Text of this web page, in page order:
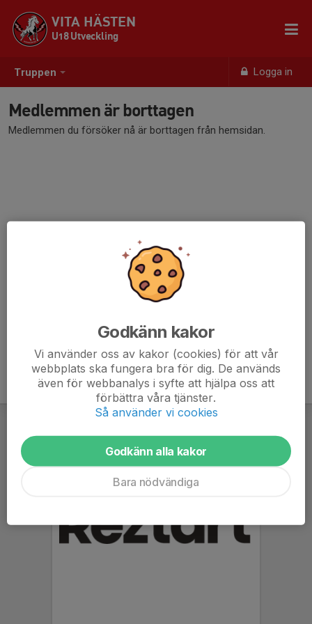
Truppen Logga in
VITA HÄSTEN
U18 Utveckling
Medlemmen är borttagen
Medlemmen du försöker nå är borttagen från hemsidan.
Godkänn kakor
Vi använder oss av kakor (cookies) för att vår
webbplats ska fungera bra för dig. De används
även för webbanalys i syfte att hjälpa oss att
förbättra våra tjänster.
Så använder vi cookies
Godkänn alla kakor
Bara nödvändiga